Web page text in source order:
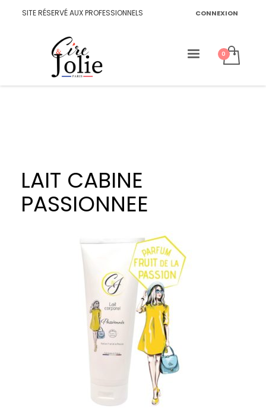
SITE RÉSERVÉ AUX PROFESSIONNELS CONNEXION
LAIT CABINE
PASSIONNEE